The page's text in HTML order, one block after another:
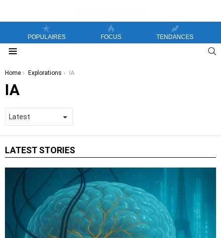
POPULAIRES FOCUS TENDANCES
You are here:
Home Explorations IA
IA
LATEST STORIES